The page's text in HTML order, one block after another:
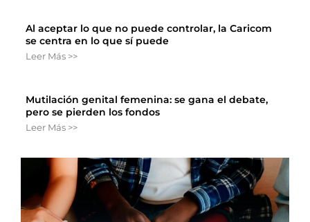
Al aceptar lo que no puede controlar, la Caricom
se centra en lo que sí puede
Leer Más >>
Mutilación genital femenina: se gana el debate,
pero se pierden los fondos
Leer Más >>